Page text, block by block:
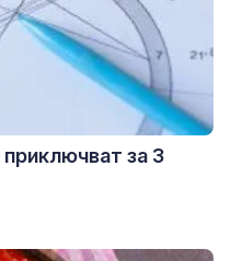
за 3